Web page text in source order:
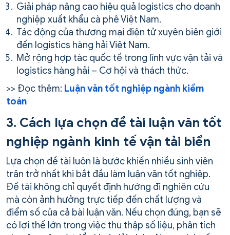
Giải pháp nâng cao hiệu quả logistics cho doanh
nghiệp xuất khẩu cà phê Việt Nam.
Tác động của thương mại điện tử xuyên biên giới
đến logistics hàng hải Việt Nam.
Mở rộng hợp tác quốc tế trong lĩnh vực vận tải và
logistics hàng hải – Cơ hội và thách thức.
>> Đọc thêm: Luận văn tốt nghiệp ngành kiểm
toán
3. Cách lựa chọn đề tài luận văn tốt
nghiệp ngành kinh tế vận tải biển
Lựa chọn đề tài luôn là bước khiến nhiều sinh viên
trăn trở nhất khi bắt đầu làm luận văn tốt nghiệp.
Đề tài không chỉ quyết định hướng đi nghiên cứu
mà còn ảnh hưởng trực tiếp đến chất lượng và
điểm số của cả bài luận văn. Nếu chọn đúng, bạn sẽ
có lợi thế lớn trong việc thu thập số liệu, phân tích